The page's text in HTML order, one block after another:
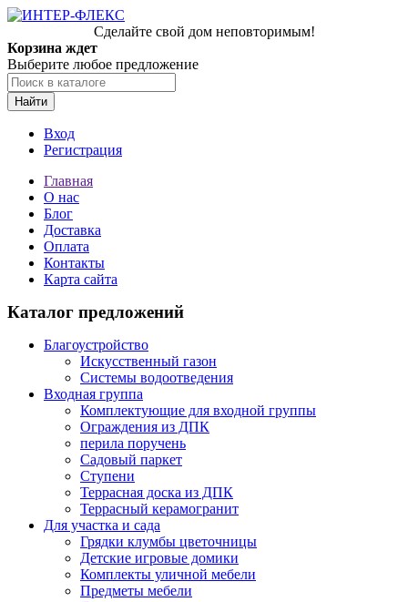
Сделайте свой дом неповторимым!
Корзина ждет
Выберите любое предложение
Найти
Вход
Регистрация
Главная
О нас
Блог
Доставка
Оплата
Контакты
Карта сайта
Каталог предложений
Благоустройство
Искусственный газон
Системы водоотведения
Входная группа
Комплектующие для входной группы
Ограждения из ДПК
перила поручень
Садовый паркет
Ступени
Террасная доска из ДПК
Террасный керамогранит
Для участка и сада
Грядки клумбы цветочницы
Детские игровые домики
Комплекты уличной мебели
Предметы мебели